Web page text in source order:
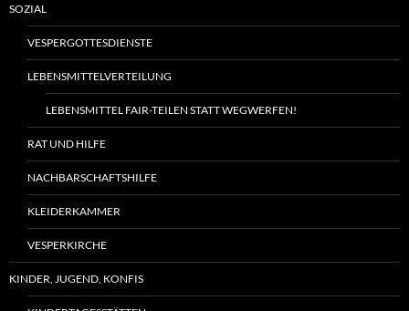
SOZIAL
VESPERGOTTESDIENSTE
LEBENSMITTELVERTEILUNG
LEBENSMITTEL FAIR-TEILEN STATT WEGWERFEN!
RAT UND HILFE
NACHBARSCHAFTSHILFE
KLEIDERKAMMER
VESPERKIRCHE
KINDER, JUGEND, KONFIS